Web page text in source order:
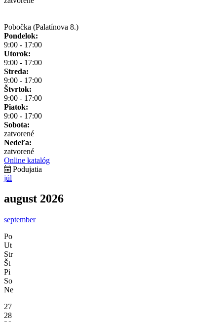
Pobočka (Palatínova 8.)
Pondelok:
9:00 - 17:00
Utorok:
9:00 - 17:00
Streda:
9:00 - 17:00
Štvrtok:
9:00 - 17:00
Piatok:
9:00 - 17:00
Sobota:
zatvorené
Nedeľa:
zatvorené
Online katalóg
Podujatia
júl
august 2026
september
Po
Ut
Str
Št
Pi
So
Ne
27
28